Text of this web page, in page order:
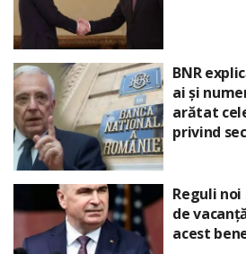
BNR
ai și
arătat
privind
Reguli
de
acest